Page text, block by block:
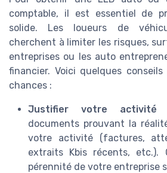
comptable, il est essentiel de
solide. Les loueurs de
cherchent à limiter les risques,
entreprises ou les auto
financier. Voici quelques
chances :
Justifier votre activité
documents prouvant la
votre activité (factures,
extraits Kbis récents, etc.).
pérennité de votre entreprise